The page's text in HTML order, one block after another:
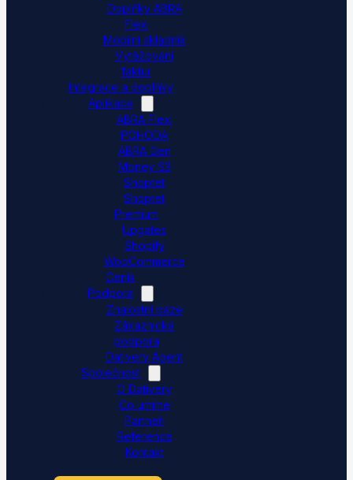
Doplňky ABRA
Flexi
Mobilní skladník
Vytěžování
faktur
Integrace a doplňky
Aplikace
ABRA Flexi
POHODA
ABRA Gen
Money S3
Shoptet
Shoptet
Premium
Upgates
Shopify
WooCommerce
Ceník
Podpora
Znalostní báze
Zákaznická
podpora
Dativery Agent
Společnost
O Dativery
Co umíme
Partneři
Reference
Kontakt